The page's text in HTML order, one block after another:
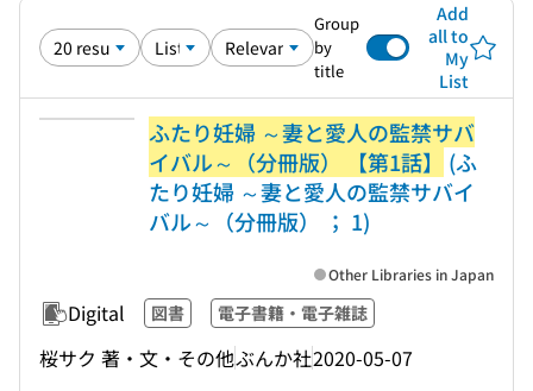
Group
by
title
Add
all to
My
List
ふたり妊婦 ～妻と愛人の監禁サバ
イバル～（分冊版） 【第1話】
(ふ
たり妊婦 ～妻と愛人の監禁サバイ
バル～（分冊版） ； 1)
Digital 図書 電子書籍・電子雑誌
桜サク 著・文・その他ぶんか社2020-05-07
Other Libraries in Japan